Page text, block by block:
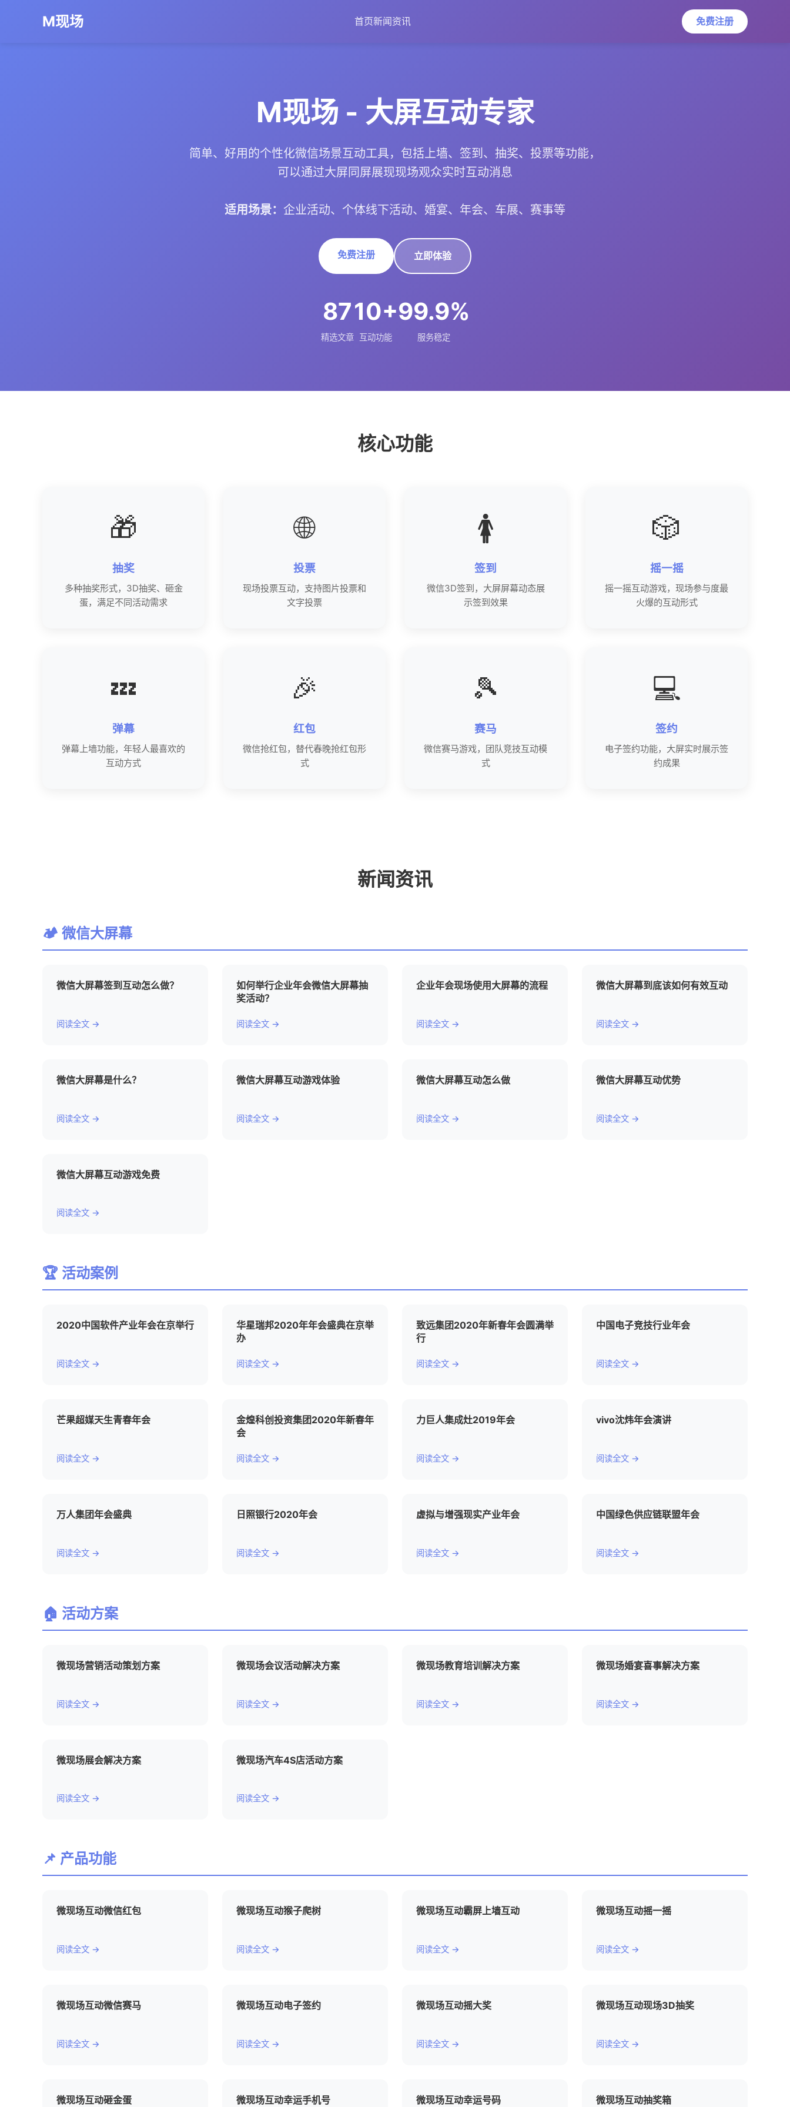
M现场 首页新闻资讯 免费注册
M现场 - 大屏互动专家
简单、好用的个性化微信场景互动工具，包括上墙、签到、抽奖、投票等功能，
可以通过大屏同屏展现现场观众实时互动消息
适用场景： 企业活动、个体线下活动、婚宴、年会、车展、赛事等
免费注册 立即体验
87
精选文章
10+
互动功能
99.9%
服务稳定
核心功能
🎁
抽奖
多种抽奖形式，3D抽奖、砸金
蛋，满足不同活动需求
🌐
投票
现场投票互动，支持图片投票和
文字投票
🚺
签到
微信3D签到，大屏屏幕动态展
示签到效果
🎲
摇一摇
摇一摇互动游戏，现场参与度最
火爆的互动形式
💤
弹幕
弹幕上墙功能，年轻人最喜欢的
互动方式
🎉
红包
微信抢红包，替代春晚抢红包形
式
🎾
赛马
微信赛马游戏，团队竞技互动模
式
💻
签约
电子签约功能，大屏实时展示签
约成果
新闻资讯
🏕 微信大屏幕
微信大屏幕签到互动怎么做？
阅读全文 →
如何举行企业年会微信大屏幕抽
奖活动？
阅读全文 →
企业年会现场使用大屏幕的流程
阅读全文 →
微信大屏幕到底该如何有效互动
阅读全文 →
微信大屏幕是什么？
阅读全文 →
微信大屏幕互动游戏体验
阅读全文 →
微信大屏幕互动怎么做
阅读全文 →
微信大屏幕互动优势
阅读全文 →
微信大屏幕互动游戏免费
阅读全文 →
🏆 活动案例
2020中国软件产业年会在京举行
阅读全文 →
华星瑞邦2020年年会盛典在京举
办
阅读全文 →
致远集团2020年新春年会圆满举
行
阅读全文 →
中国电子竞技行业年会
阅读全文 →
芒果超媒天生青春年会
阅读全文 →
金煌科创投资集团2020年新春年
会
阅读全文 →
力巨人集成灶2019年会
阅读全文 →
vivo沈炜年会演讲
阅读全文 →
万人集团年会盛典
阅读全文 →
日照银行2020年会
阅读全文 →
虚拟与增强现实产业年会
阅读全文 →
中国绿色供应链联盟年会
阅读全文 →
🏠 活动方案
微现场营销活动策划方案
阅读全文 →
微现场会议活动解决方案
阅读全文 →
微现场教育培训解决方案
阅读全文 →
微现场婚宴喜事解决方案
阅读全文 →
微现场展会解决方案
阅读全文 →
微现场汽车4S店活动方案
阅读全文 →
📌 产品功能
微现场互动微信红包
阅读全文 →
微现场互动猴子爬树
阅读全文 →
微现场互动霸屏上墙互动
阅读全文 →
微现场互动摇一摇
阅读全文 →
微现场互动微信赛马
阅读全文 →
微现场互动电子签约
阅读全文 →
微现场互动摇大奖
阅读全文 →
微现场互动现场3D抽奖
阅读全文 →
微现场互动砸金蛋 微现场互动幸运手机号 微现场互动幸运号码 微现场互动抽奖箱